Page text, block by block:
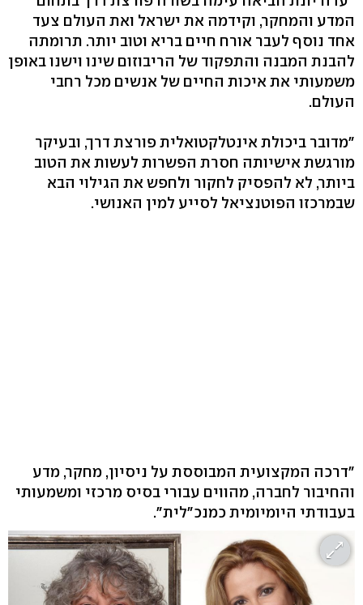
המדע והמחקר, וקידמה את ישראל ואת העולם צעד
אחד נוסף לעבר אורח חיים בריא וטוב יותר. תרומתה
להבנת המבנה והתפקוד של הריבוזום שינו וישנו באופן
משמעותי את איכות החיים של אנשים מכל רחבי
העולם.
"מדובר ביכולת אינטלקטואלית פורצת דרך, ובעיקר
מורגשת אישיותה חסרת הפשרות לעשות את הטוב
ביותר, לא להפסיק לחקור ולחפש את הגילוי הבא
שבמרכזו הפוטנציאל לסייע למין האנושי.
"דרכה המקצועית המבוססת על ניסיון, מחקר, מדע
והחיבור לחברה, מהווים עבורי בסיס מרכזי ומשמעותי
בעבודתי היומיומית כמנכ"לית".